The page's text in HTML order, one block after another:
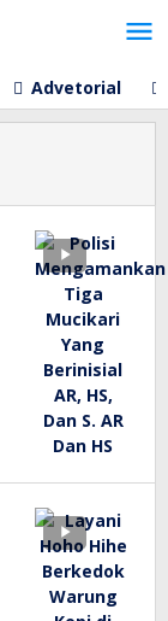
Advetorial
bioz